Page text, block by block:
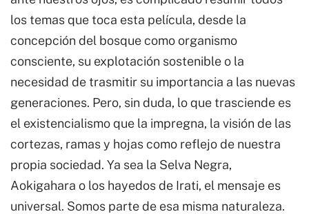
los temas que toca esta película, desde la
concepción del bosque como organismo
consciente, su explotación sostenible o la
necesidad de trasmitir su importancia a las nuevas
generaciones. Pero, sin duda, lo que trasciende es
el existencialismo que la impregna, la visión de las
cortezas, ramas y hojas como reflejo de nuestra
propia sociedad. Ya sea la Selva Negra,
Aokigahara o los hayedos de Irati, el mensaje es
universal. Somos parte de esa misma naturaleza.